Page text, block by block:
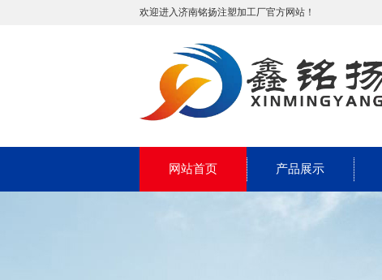
欢迎进入济南铭扬注塑加工厂官方网站！
网站首页 产品展示